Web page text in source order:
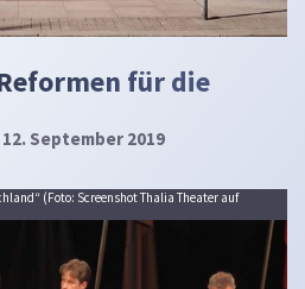
für die
12. September 2019
(Foto: Screenshot Thalia Theater auf